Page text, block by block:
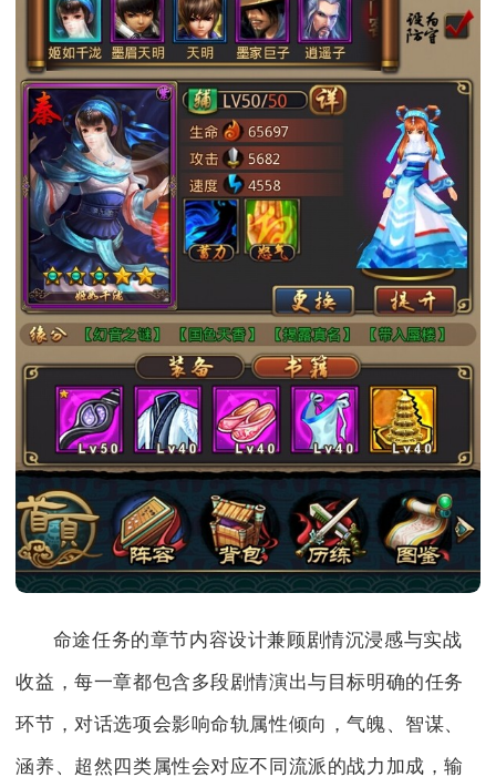
命途任务的章节内容设计兼顾剧情沉浸感与实战
收益，每一章都包含多段剧情演出与目标明确的任务
环节，对话选项会影响命轨属性倾向，气魄、智谋、
涵养、超然四类属性会对应不同流派的战力加成，输